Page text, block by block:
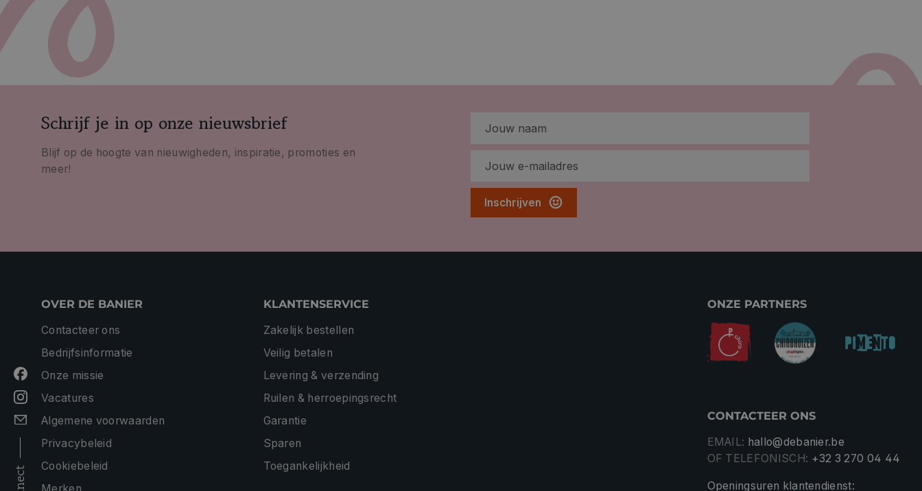
Schrijf je in op onze nieuwsbrief
Blijf op de hoogte van nieuwigheden, inspiratie, promoties en
meer!
Inschrijven
OVER DE BANIER
Contacteer ons
Bedrijfsinformatie
Onze missie
Vacatures
Algemene voorwaarden
Privacybeleid
Cookiebeleid
KLANTENSERVICE
Zakelijk bestellen
Veilig betalen
Levering & verzending
Ruilen & herroepingsrecht
Garantie
Sparen
Toegankelijkheid
ONZE PARTNERS
CONTACTEER ONS
EMAIL: hallo@debanier.be
OF TELEFONISCH: +32 3 270 04 44
Openingsuren klantendienst: